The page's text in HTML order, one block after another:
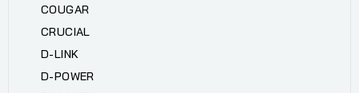
COUGAR
CRUCIAL
D-LINK
D-POWER